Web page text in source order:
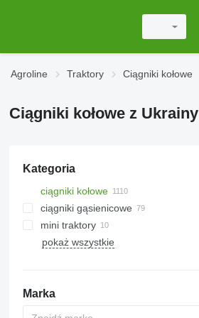
Agroline Traktory Ciągniki kołowe
Ciągniki kołowe z Ukrainy
Kategoria
ciągniki kołowe
ciągniki gąsienicowe
mini traktory
pokaż wszystkie
Marka